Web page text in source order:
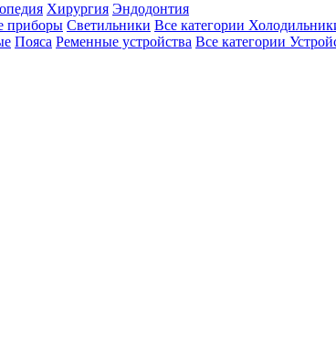
Хирургия Эндодонтия
приборы Светильники Все категории
Пояса Ременные устройства Все категории